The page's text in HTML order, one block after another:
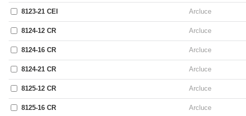
8123-21 CEI Arcluce
8124-12 CR Arcluce
8124-16 CR Arcluce
8124-21 CR Arcluce
8125-12 CR Arcluce
8125-16 CR Arcluce